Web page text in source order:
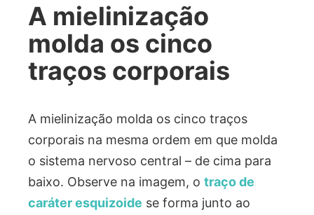
A mielinização
molda os cinco
traços corporais
A mielinização molda os cinco traços
corporais na mesma ordem em que molda
o sistema nervoso central – de cima para
baixo. Observe na imagem, o traço de
caráter esquizoide se forma junto ao